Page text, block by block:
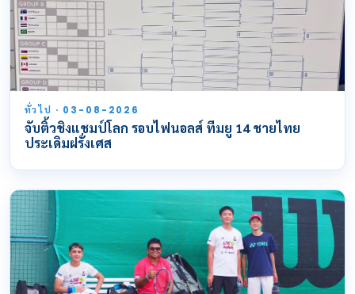
ทั่วไป · 03-08-2026
จับติ้วชิงแชมป์โลก รอบไฟนอลส์ ทีมยู 14 ชายไทย
ประเดิมฝรั่งเศส